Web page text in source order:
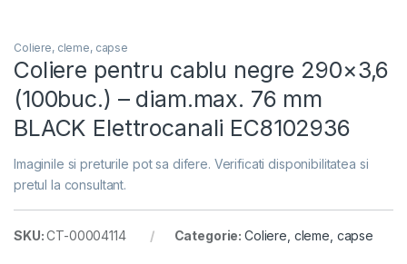
Coliere, cleme, capse
Coliere pentru cablu negre 290×3,6
(100buc.) – diam.max. 76 mm
BLACK Elettrocanali EC8102936
Imaginile si preturile pot sa difere. Verificati disponibilitatea si
pretul la consultant.
SKU:CT-00004114 Categorie: Coliere, cleme, capse